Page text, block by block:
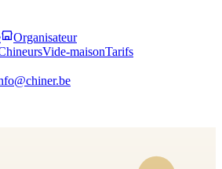
Organisateur
Vide-maisonTarifs